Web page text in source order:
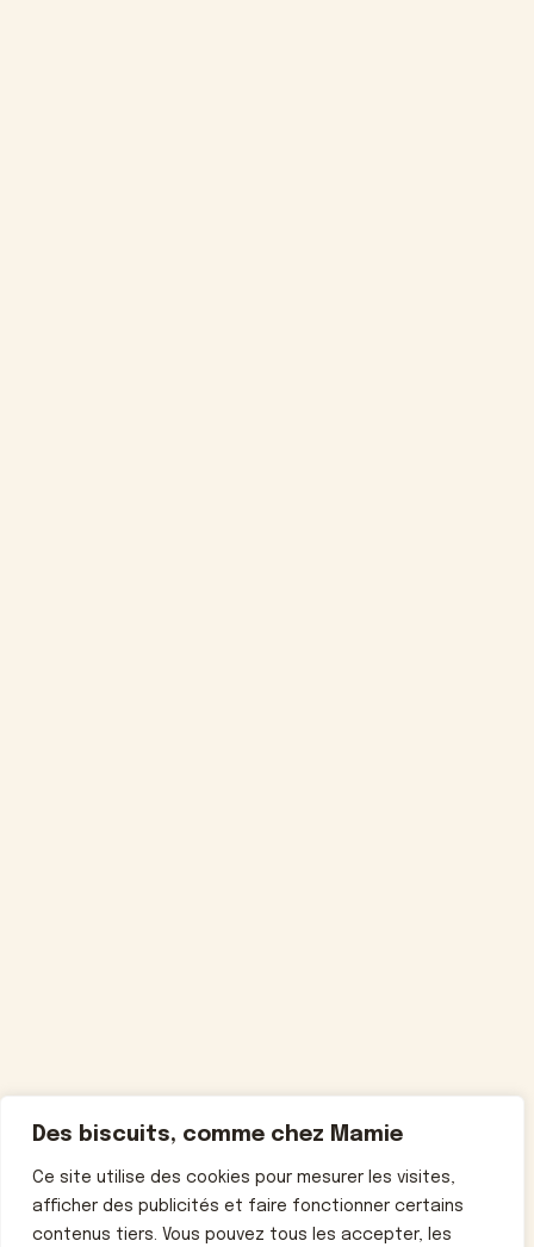
Des biscuits, comme chez Mamie
Ce site utilise des cookies pour mesurer les visites,
afficher des publicités et faire fonctionner certains
contenus tiers. Vous pouvez tous les accepter, les